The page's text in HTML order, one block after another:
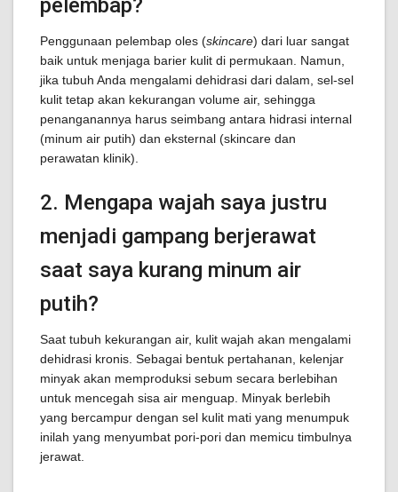
pelembap?
Penggunaan pelembap oles (skincare) dari luar sangat
baik untuk menjaga barier kulit di permukaan. Namun,
jika tubuh Anda mengalami dehidrasi dari dalam, sel-sel
kulit tetap akan kekurangan volume air, sehingga
penanganannya harus seimbang antara hidrasi internal
(minum air putih) dan eksternal (skincare dan
perawatan klinik).
2. Mengapa wajah saya justru
menjadi gampang berjerawat
saat saya kurang minum air
putih?
Saat tubuh kekurangan air, kulit wajah akan mengalami
dehidrasi kronis. Sebagai bentuk pertahanan, kelenjar
minyak akan memproduksi sebum secara berlebihan
untuk mencegah sisa air menguap. Minyak berlebih
yang bercampur dengan sel kulit mati yang menumpuk
inilah yang menyumbat pori-pori dan memicu timbulnya
jerawat.